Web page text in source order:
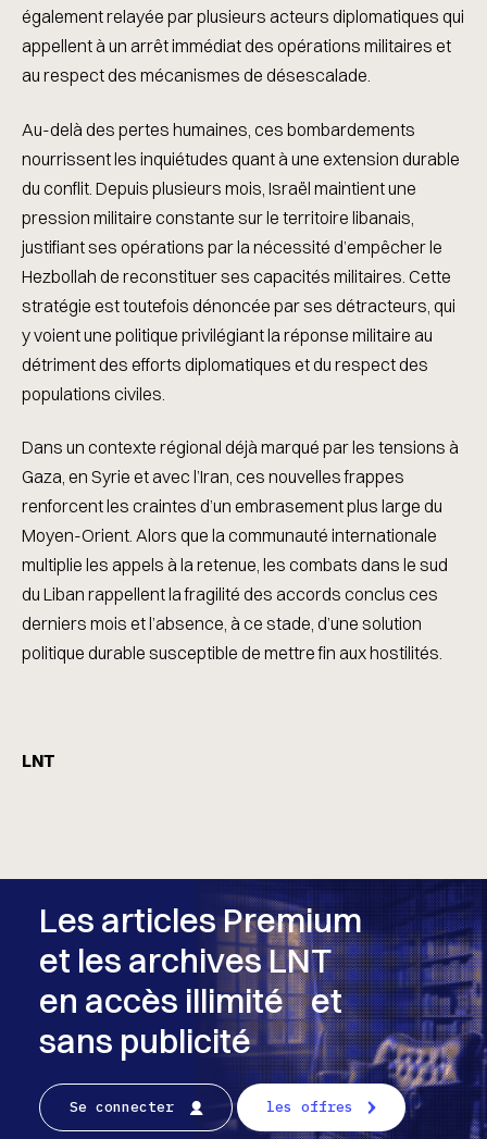
également relayée par plusieurs acteurs diplomatiques qui
appellent à un arrêt immédiat des opérations militaires et
au respect des mécanismes de désescalade.
Au-delà des pertes humaines, ces bombardements
nourrissent les inquiétudes quant à une extension durable
du conflit. Depuis plusieurs mois, Israël maintient une
pression militaire constante sur le territoire libanais,
justifiant ses opérations par la nécessité d’empêcher le
Hezbollah de reconstituer ses capacités militaires. Cette
stratégie est toutefois dénoncée par ses détracteurs, qui
y voient une politique privilégiant la réponse militaire au
détriment des efforts diplomatiques et du respect des
populations civiles.
Dans un contexte régional déjà marqué par les tensions à
Gaza, en Syrie et avec l’Iran, ces nouvelles frappes
renforcent les craintes d’un embrasement plus large du
Moyen-Orient. Alors que la communauté internationale
multiplie les appels à la retenue, les combats dans le sud
du Liban rappellent la fragilité des accords conclus ces
derniers mois et l’absence, à ce stade, d’une solution
politique durable susceptible de mettre fin aux hostilités.
LNT
Les articles Premium
et les archives LNT
en accès illimité et
sans publicité
Se connecter les offres